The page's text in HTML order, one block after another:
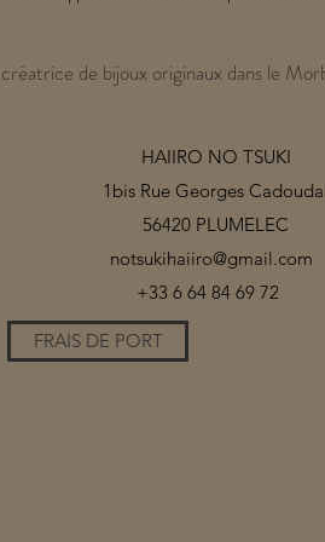
créatrice de bijoux originaux dans le
HAIIRO NO TSUKI
1bis Rue Georges
56420 PLUMELEC
notsukihaiiro@gmail.com
+33 6 64 84 69 72
FRAIS DE PORT